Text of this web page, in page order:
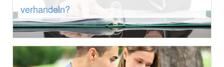
verhandeln?